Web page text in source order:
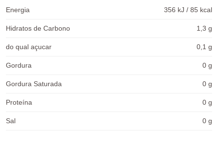
Energia 356 kJ / 85 kcal
Hidratos de Carbono 1,3 g
do qual açucar 0,1 g
Gordura 0 g
Gordura Saturada 0 g
Proteína 0 g
Sal 0 g